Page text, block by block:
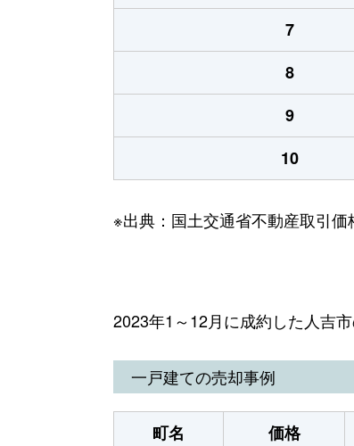
7
8
9
10
※出典：国土交通省不動産取引価
2023年1～12月に成約した人吉
一戸建ての売却事例
町名 価格